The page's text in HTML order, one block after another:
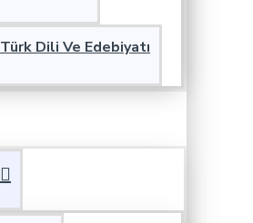
Türk Dili Ve Edebiyatı